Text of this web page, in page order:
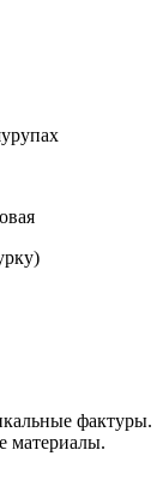
фактуры.
материалы.